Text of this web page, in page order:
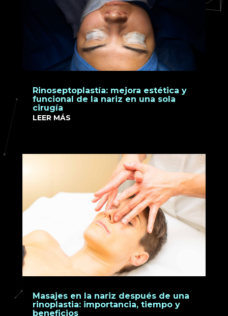
Rinoseptoplastía: mejora estética y
funcional de la nariz en una sola
cirugía
LEER MÁS
Masajes en la nariz después de una
rinoplastia: importancia, tiempo y
beneficios